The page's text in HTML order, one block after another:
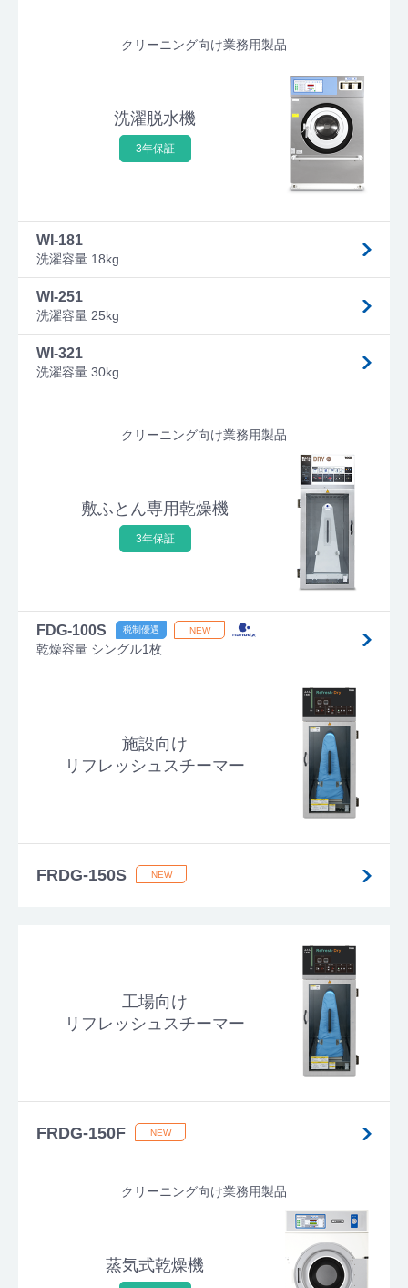
クリーニング向け業務用製品
洗濯脱水機
3年保証
WI-181
洗濯容量 18kg
WI-251
洗濯容量 25kg
WI-321
洗濯容量 30kg
クリーニング向け業務用製品
敷ふとん専用乾燥機
3年保証
FDG-100S
乾燥容量 シングル1枚
施設向け
リフレッシュスチーマー
FRDG-150S
工場向け
リフレッシュスチーマー
FRDG-150F
クリーニング向け業務用製品
蒸気式乾燥機